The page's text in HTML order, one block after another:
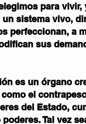
para
sistema vivo,
perfeccionan, a
sus
es un órgano
el
del Estado,
Tal vez